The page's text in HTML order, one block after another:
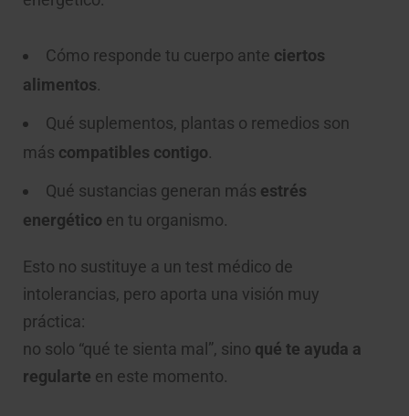
Cómo responde tu cuerpo ante ciertos
alimentos.
Qué suplementos, plantas o remedios son
más compatibles contigo.
Qué sustancias generan más estrés
energético en tu organismo.
Esto no sustituye a un test médico de
intolerancias, pero aporta una visión muy
práctica:
no solo “qué te sienta mal”, sino qué te ayuda a
regularte en este momento.